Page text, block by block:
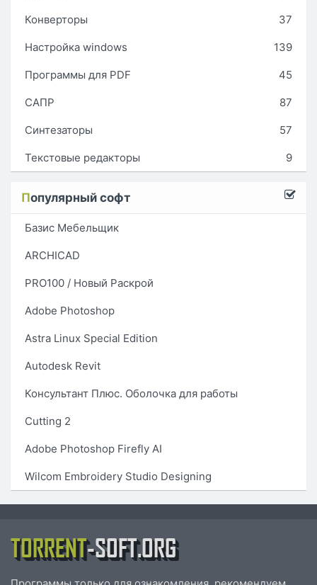
Конверторы 37
Настройка windows 139
Программы для PDF 45
САПР 87
Синтезаторы 57
Текстовые редакторы 9
Популярный софт
Базис Мебельщик
ARCHICAD
PRO100 / Новый Раскрой
Adobe Photoshop
Astra Linux Special Edition
Autodesk Revit
Консультант Плюс. Оболочка для работы
Cutting 2
Adobe Photoshop Firefly AI
Wilcom Embroidery Studio Designing
TORRENT-SOFT.ORG